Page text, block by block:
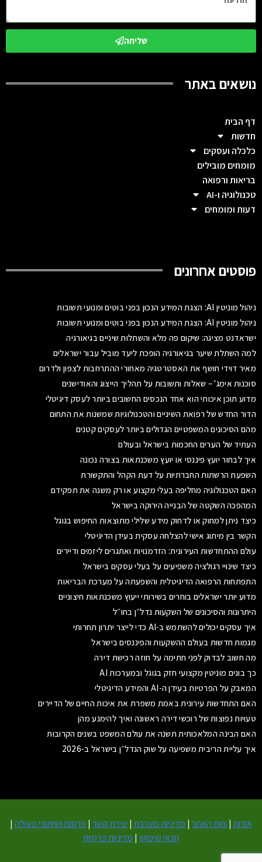
שליחה
נושאים באתר
דף הבית
חדשות
כלכלה ועסקים
מומחים מובילים
בריאות ורפואה
טכנולוגיה ו-AI
דעות ומומחים
פוסטים אחרונים
ניהול מוניטין AI: הצגת המידע הנכון בפני בוטים ומנועי תשובות
ניהול מוניטין AI: הצגת המידע הנכון בפני בוטים ומנועי תשובות
ישראדנט מציגה: שיקום פה מלא והשתלות שיניים בגיאורגיה
למה השתלת שיער בגיאורגיה הופכת ליעד מוביל עבור ישראלים
מאיר דוידי חושף את האסטרטגיה מאחורי ההתרחבות לצפון ולדרום
סוכנות אימג' – שאלות ותשובות על תהליך הייצוג והאודישנים
מדוע תוכן איכותי הוא אחד הנכסים החשובים ביותר לעסק דיגיטלי
הדור החדש של רפואת השיניים והטכנולוגיות שמשנות את התחום
מהם הסיכונים המשפטיים הגדולים ביותר לעסקים קטנים
העתיד של הערים החכמות בישראל ובעולם
איך לבחור יועץ פיננסי או יועץ משכנתאות בצורה נכונה
השפעת הרשתות החברתיות על דעת הקהל והתקשורת
האם הטכנולוגיה מחליפה בעלי מקצוע או רק משנה את תפקידם
המהפכה השקטה של הבנייה הירוקה בישראל
כיצד ניתן למחוק או לדחוק מידע שלילי מתוצאות החיפוש בגוגל
הקשר בין מיתוג אישי להצלחה עסקית בעידן הדיגיטלי
עולם ההתחדשות העירונית: הזדמנויות ואתגרים ליזמים ודיירים
כיצד שינויי רגולציה משפיעים על בעלי עסקים בישראל
התפתחות הרפואה הדיגיטלית והשפעתה על מערכת הבריאות
מדוע יותר ישראלים בוחרים בשירותי ייעוץ משכנתאות חיצוניים
היתרונות והסיכונים של השקעות נדל״ן בחו״ל
איך עסקים יכולים להשתמש ב-AI כדי לייצר יתרון תחרותי
מגמות חדשות בעולם ההשקעות והפיננסים בישראל
מה חשוב לבדוק לפני חתימה על חוזה רכישת דירה
כך בונים מוניטין מקצועי חזק בגוגל ובמערכות AI
המאבק על הפרטיות בעידן ה-AI והמידע הדיגיטלי
האם התחדשות עירונית באמת משפרת את איכות החיים של הדיירים
טעויות נפוצות של רוכשי דירה ראשונה ואיך להימנע מהן
האם הבינה המלאכותית תשנה את עולם המשפט בשנים הקרובות
איך עליית הריבית משפיעה על שוק הנדל״ן בישראל ב-2026
אודות |צוות האתר | מדיניות מערכת | יצירת קשר | פרסום ושיתופי פעולה |
תנאי שימוש | מדיניות פרטיות